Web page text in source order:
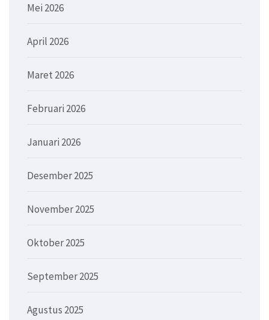
Mei 2026
April 2026
Maret 2026
Februari 2026
Januari 2026
Desember 2025
November 2025
Oktober 2025
September 2025
Agustus 2025